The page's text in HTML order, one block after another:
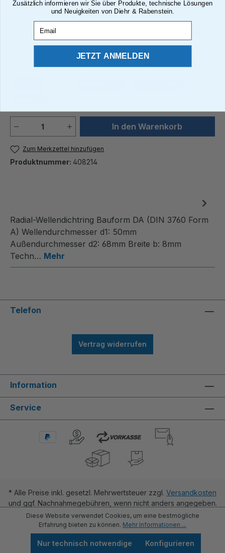
Bis 249 1,19 €*
250
Alle Preise inkl. gesetzl. Mehrwertsteuer zzgl. Versandkosten
Produkt Anzahl: Gib denIn den Warenkorb
Zum Merkzettel hinzufügen
Produktnummer: 408214
Radial-Wellendichtring Bauform DA (DIN 3760 Form
A) Wellendurchmesser d1: 50mm
Außendurchmesser d2: 68mm Breite b: 8mm
Techn… Mehr
Telefon
Vertrag widerrufen
Information
Service
* Alle Preise inkl. gesetzl. Mehrwertsteuer zzgl. Versandkosten
und ggf. Nachnahmegebühren, wenn nicht anders angegeben.
Diese Website verwendet Cookies, um eine bestmögliche
Erfahrung bieten zu können. Mehr Informationen ...
Nur technisch notwendige Konfigurieren
Zusätzlich informieren wir Sie über Produkte, technische Lösungen
und Neuigkeiten von Diehr & Rabenstein.
JETZT ANMELDEN